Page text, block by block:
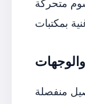
متحركة
منفصلة